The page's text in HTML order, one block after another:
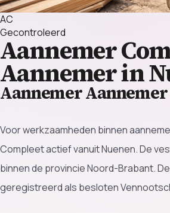
AC
Gecontroleerd
Aannemer
Aannemer in
Aannemer
Voor werkzaamheden binnen
Compleet actief vanuit Nuenen. De
binnen de provincie Noord-Brabant.
geregistreerd als besloten